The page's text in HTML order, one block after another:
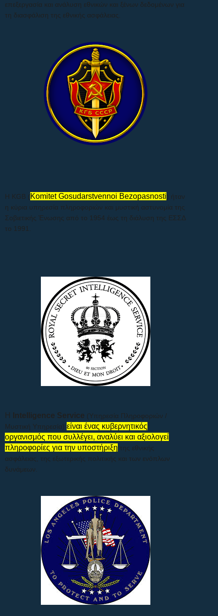
επεξεργασία και ανάλυση εθνικών και ξένων δεδομένων για
τη διασφάλιση της εθνικής ασφάλειας.
Η KGB (Komitet Gosudarstvennoi Bezopasnosti) ήταν
η κύρια υπηρεσία πληροφοριών και μυστική αστυνομία της
Σοβιετικής Ένωσης από το 1954 έως τη διάλυση της ΕΣΣΔ
το 1991.
Η Intelligence Service (Υπηρεσία Πληροφοριών /
Μυστική Υπηρεσία) είναι ένας κυβερνητικός
οργανισμός που συλλέγει, αναλύει και αξιολογεί
πληροφορίες για την υποστήριξη της εθνικής
ασφάλειας, της εξωτερικής πολιτικής και των ενόπλων
δυνάμεων.